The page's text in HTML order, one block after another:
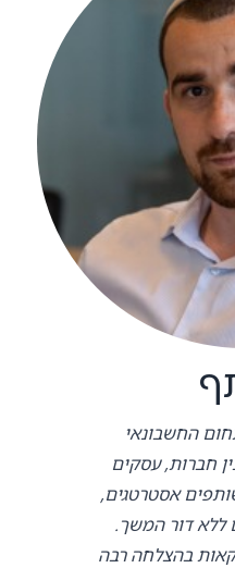
החשבונאי
חברות, עסקים
אסטרטגים,
ללא דור המשך.
בהצלחה רבה